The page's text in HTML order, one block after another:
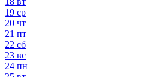
19 ср
20 чт
21 пт
22 сб
23 вс
24 пн